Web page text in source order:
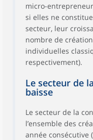
micro-
si elles ne
secteur, leur
nombre de
individuelles
respectivement).
Le secteur de
baisse
Le secteur de la
l’ensemble des
année consécutive